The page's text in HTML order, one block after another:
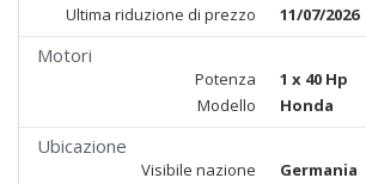
Ultima riduzione di prezzo
11/07/2026
Motori
Potenza
1 x 40 Hp
Modello
Honda
Ubicazione
Visibile nazione
Germania